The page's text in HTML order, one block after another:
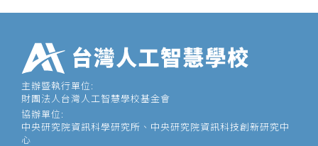
主辦暨執行單位:
財團法人台灣人工智慧學校基金會
協辦單位:
中央研究院資訊科學研究所、中央研究院資訊科技創新研究中
心